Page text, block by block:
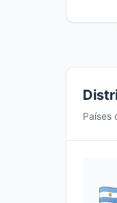
Países